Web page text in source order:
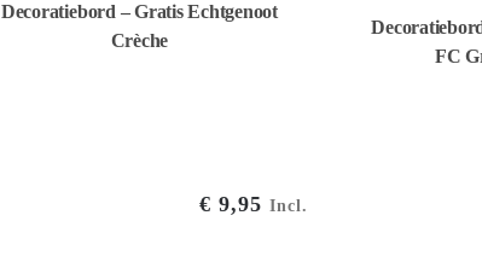
Decoratiebord – Gratis Echtgenoot
Crèche
€ 9,95 Incl.
FC